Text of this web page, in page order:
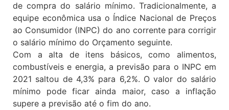
de compra do salário mínimo. Tradicionalmente, a
equipe econômica usa o Índice Nacional de Preços
ao Consumidor (INPC) do ano corrente para corrigir
o salário mínimo do Orçamento seguinte.
Com a alta de itens básicos, como alimentos,
combustíveis e energia, a previsão para o INPC em
2021 saltou de 4,3% para 6,2%. O valor do salário
mínimo pode ficar ainda maior, caso a inflação
supere a previsão até o fim do ano.